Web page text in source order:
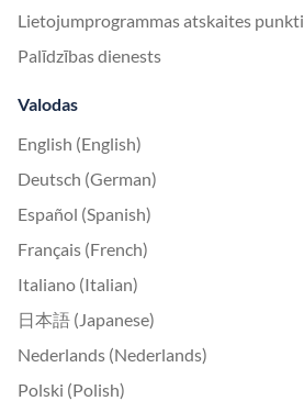
Lietojumprogrammas atskaites punkti
Palīdzības dienests
Valodas
English (English)
Deutsch (German)
Español (Spanish)
Français (French)
Italiano (Italian)
日本語 (Japanese)
Nederlands (Nederlands)
Polski (Polish)